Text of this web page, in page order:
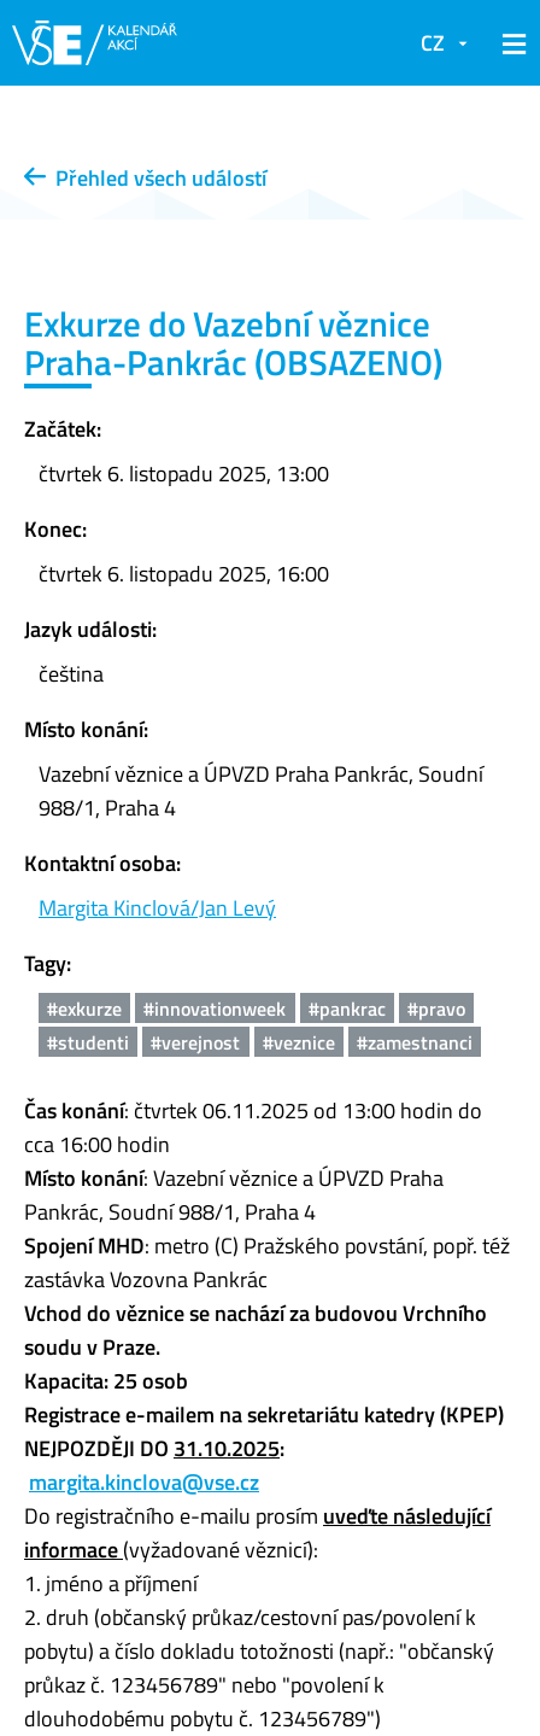
CZ
Přehled všech událostí
Exkurze do Vazební věznice
Praha-Pankrác (OBSAZENO)
Začátek:
čtvrtek 6. listopadu 2025, 13:00
Konec:
čtvrtek 6. listopadu 2025, 16:00
Jazyk události:
čeština
Místo konání:
Vazební věznice a ÚPVZD Praha Pankrác, Soudní
988/1, Praha 4
Kontaktní osoba:
Margita Kinclová/Jan Levý
Tagy:
#exkurze #innovationweek #pankrac
#pravo
#studenti
#verejnost #veznice #zamestnanci
Čas konání: čtvrtek 06.11.2025 od 13:00 hodin do
cca 16:00 hodin
Místo konání: Vazební věznice a ÚPVZD Praha
Pankrác, Soudní 988/1, Praha 4
Spojení MHD: metro (C) Pražského povstání, popř. též
zastávka Vozovna Pankrác
Vchod do věznice se nachází za budovou Vrchního
soudu v Praze.
Kapacita: 25 osob
Registrace e-mailem na sekretariátu katedry (KPEP)
NEJPOZDĚJI DO 31.10.2025:
margita.kinclova@vse.cz
Do registračního e-mailu prosím uveďte následující
informace(vyžadované věznicí):
1. jméno a příjmení
2. druh (občanský průkaz/cestovní pas/povolení k
pobytu) a číslo dokladu totožnosti (např.: "občanský
průkaz č. 123456789" nebo "povolení k
dlouhodobému pobytu č. 123456789")